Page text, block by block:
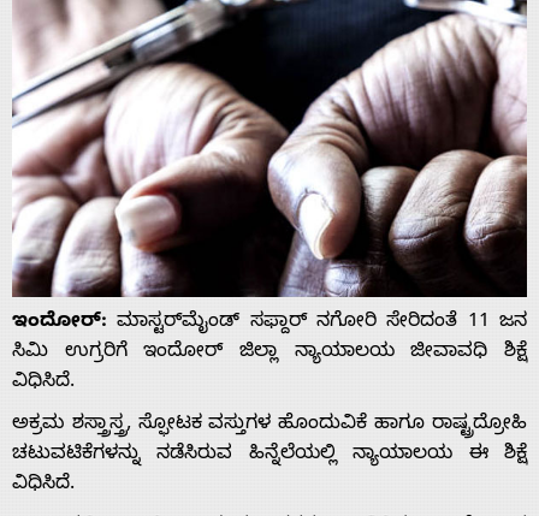
ಇಂದೋರ್: ಮಾಸ್ಟರ್‌ಮೈಂಡ್ ಸಫ್ದಾರ್ ನಗೋರಿ ಸೇರಿದಂತೆ 11 ಜನ
ಸಿಮಿ ಉಗ್ರರಿಗೆ ಇಂದೋರ್ ಜಿಲ್ಲಾ ನ್ಯಾಯಾಲಯ ಜೀವಾವಧಿ ಶಿಕ್ಷೆ
ವಿಧಿಸಿದೆ.
ಅಕ್ರಮ ಶಸ್ತ್ರಾಸ್ತ್ರ, ಸ್ಫೋಟಕ ವಸ್ತುಗಳ ಹೊಂದುವಿಕೆ ಹಾಗೂ ರಾಷ್ಟ್ರದ್ರೋಹಿ
ಚಟುವಟಿಕೆಗಳನ್ನು ನಡೆಸಿರುವ ಹಿನ್ನೆಲೆಯಲ್ಲಿ ನ್ಯಾಯಾಲಯ ಈ ಶಿಕ್ಷೆ
ವಿಧಿಸಿದೆ.